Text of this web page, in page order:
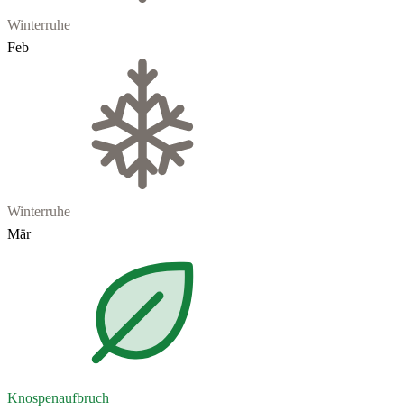
Winterruhe
Feb
Winterruhe
Mär
Knospenaufbruch